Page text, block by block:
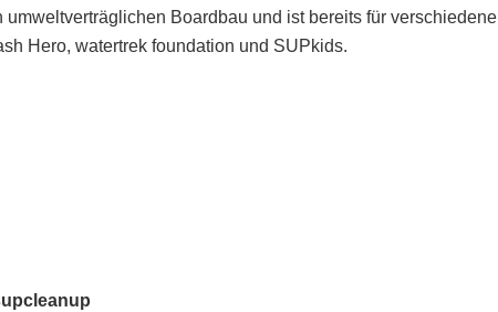
Boardbau und ist bereits für verschiedene
Hero, watertrek foundation und SUPkids.